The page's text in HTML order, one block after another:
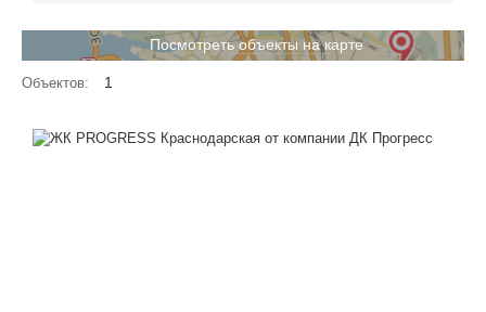
Посмотреть объекты на карте
Объектов: 1